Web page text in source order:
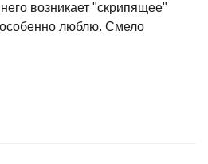
возникает "скрипящее"
особенно люблю. Смело